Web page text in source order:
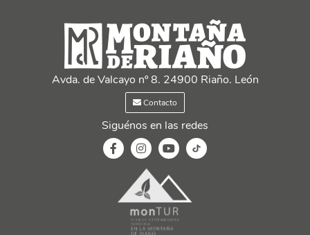
Avda. de Valcayo nº 8. 24900 Riaño. León
Contacto
Siguénos en las redes